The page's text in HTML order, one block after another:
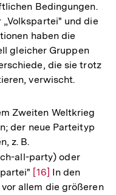
der
Bedingungen.
und die
haben die
gleicher Gruppen
die sie trotz
verwischt.
Zweiten Weltkrieg
der neue Parteityp
z. B.
all-party) oder
Zur
Auflösung
[16] In den
allem die größeren